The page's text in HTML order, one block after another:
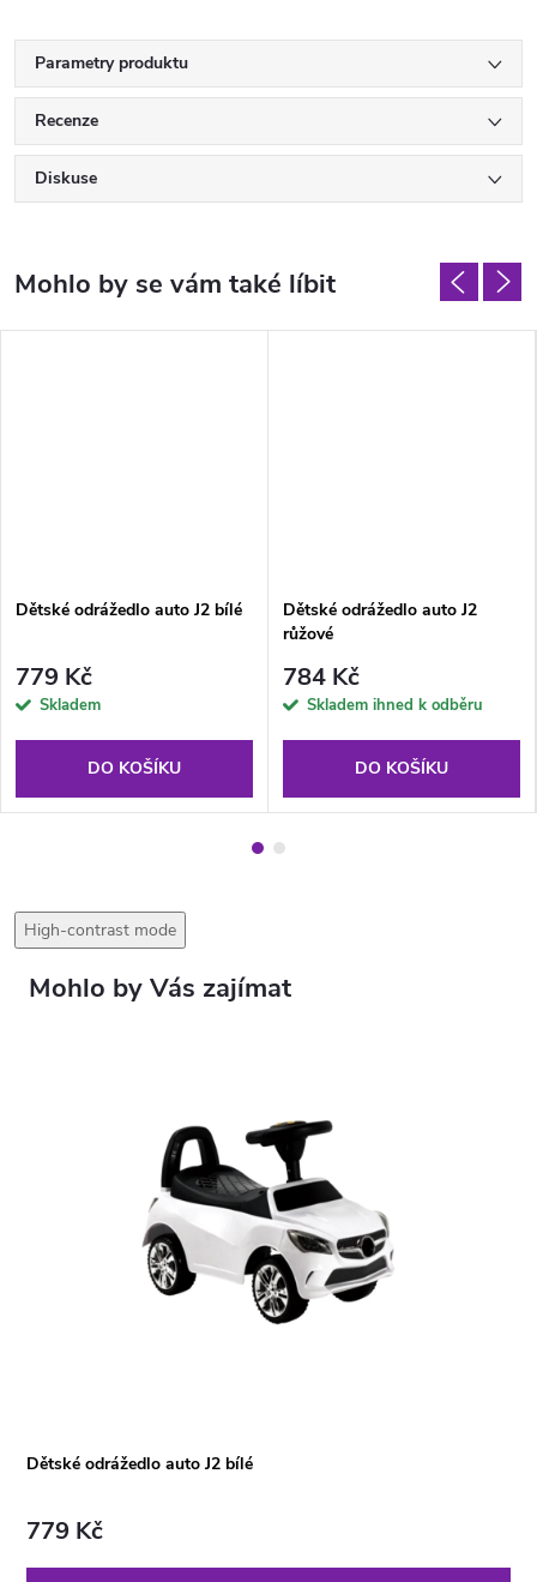
Parametry produktu
Recenze
Diskuse
Dětské odrážedlo auto J2 bílé
779 Kč
Skladem
DO KOŠÍKU
Dětské odrážedlo auto J2
růžové
784 Kč
Skladem ihned k odběru
DO KOŠÍKU
High-contrast mode
Dětské odrážedlo auto J2 bílé
779 Kč